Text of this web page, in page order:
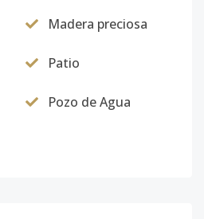
Madera preciosa
Patio
Pozo de Agua